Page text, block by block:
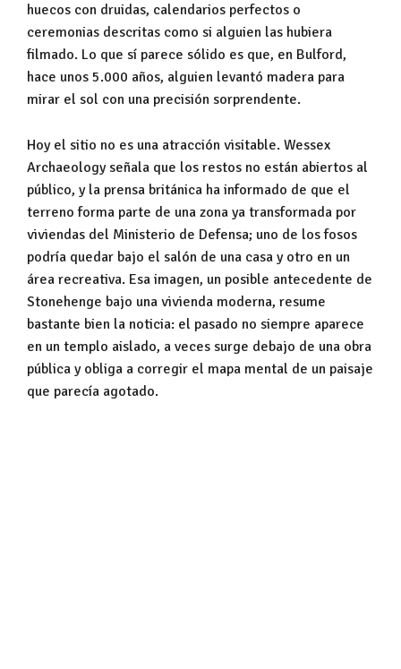
huecos con druidas, calendarios perfectos o
ceremonias descritas como si alguien las hubiera
filmado. Lo que sí parece sólido es que, en Bulford,
hace unos 5.000 años, alguien levantó madera para
mirar el sol con una precisión sorprendente.
Hoy el sitio no es una atracción visitable. Wessex
Archaeology señala que los restos no están abiertos al
público, y la prensa británica ha informado de que el
terreno forma parte de una zona ya transformada por
viviendas del Ministerio de Defensa; uno de los fosos
podría quedar bajo el salón de una casa y otro en un
área recreativa. Esa imagen, un posible antecedente de
Stonehenge bajo una vivienda moderna, resume
bastante bien la noticia: el pasado no siempre aparece
en un templo aislado, a veces surge debajo de una obra
pública y obliga a corregir el mapa mental de un paisaje
que parecía agotado.